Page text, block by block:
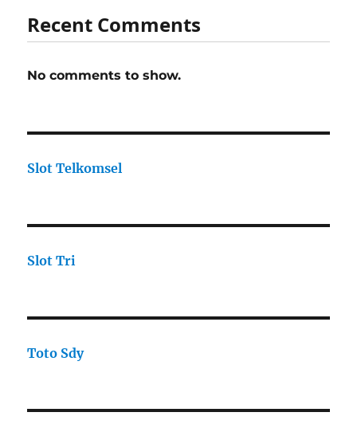
Recent Comments
No comments to show.
Slot Telkomsel
Slot Tri
Toto Sdy